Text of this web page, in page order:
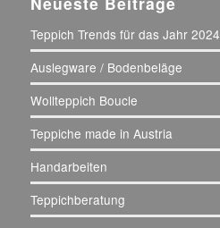
Teppich Trends für das Jahr 2024
Auslegware / Bodenbeläge
Wollteppich Boucle
Teppiche made in Austria
Handarbeiten
Teppichberatung